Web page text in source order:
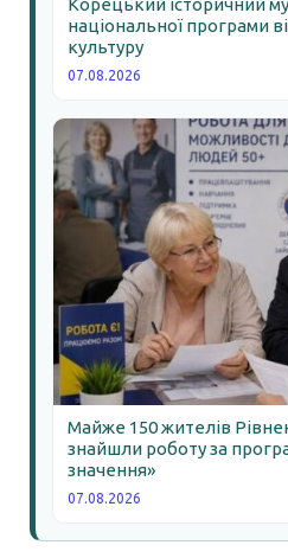
Корецький історичний
національної програми
культуру
07.08.2026
Майже 150 жителів
знайшли роботу за
значення»
07.08.2026